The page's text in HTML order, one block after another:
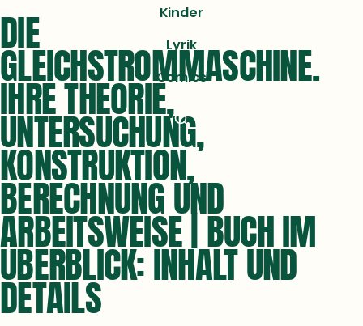
Kinder
Lyrik
Comics
DIE
GLEICHSTROMMASCHINE.
IHRE THEORIE,
UNTERSUCHUNG,
KONSTRUKTION,
BERECHNUNG UND
ARBEITSWEISE | BUCH IM
ÜBERBLICK: INHALT UND
DETAILS